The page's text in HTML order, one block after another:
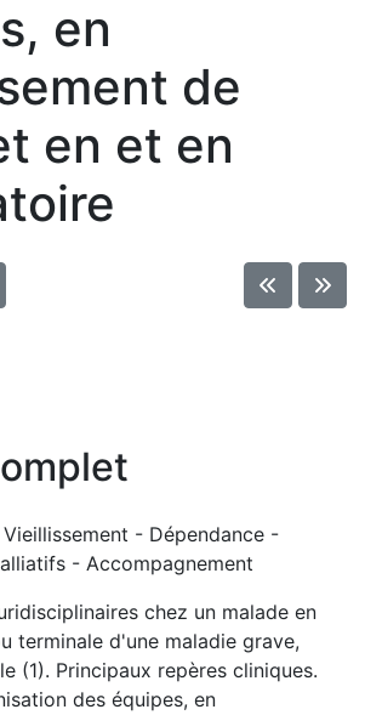
en
de
en et en
- Dépendance -
- Accompagnement
chez un malade en
terminale d'une maladie grave,
(1). Principaux repères cliniques.
des équipes, en